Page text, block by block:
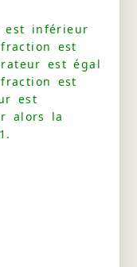
est inférieur
est
est égal
est
est
alors la